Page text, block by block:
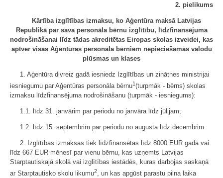
2. pielikums
Kārtība izglītības izmaksu, ko Aģentūra maksā Latvijas
Republikā par sava personāla bērnu izglītību, līdzfinansējuma
nodrošināšanai līdz tādas akreditētas Eiropas skolas izveidei, kas
aptver visas Aģentūras personāla bērniem nepieciešamās valodu
plūsmas un klases
1. Aģentūra divreiz gadā iesniedz Izglītības un zinātnes ministrijai
iesniegumu par Aģentūras personāla bērnu1(turpmāk - bērns) skolas
izmaksu līdzfinansējuma nodrošināšanu (turpmāk - iesniegums):
1.1. līdz 31. janvārim par periodu no janvāra līdz jūlijam;
1.2. līdz 15. septembrim par periodu no augusta līdz decembrim.
2. Izglītības izmaksas tiek līdzfinansētas līdz 8000 EUR gadā vai
līdz 667 EUR mēnesī par vienu bērnu, kas uzņemts Latvijas
Starptautiskajā skolā vai izglītības iestādēs, kuras darbojas saskaņā
ar Starptautisko skolu likumu2, un kas apgūst parastu pilna laika